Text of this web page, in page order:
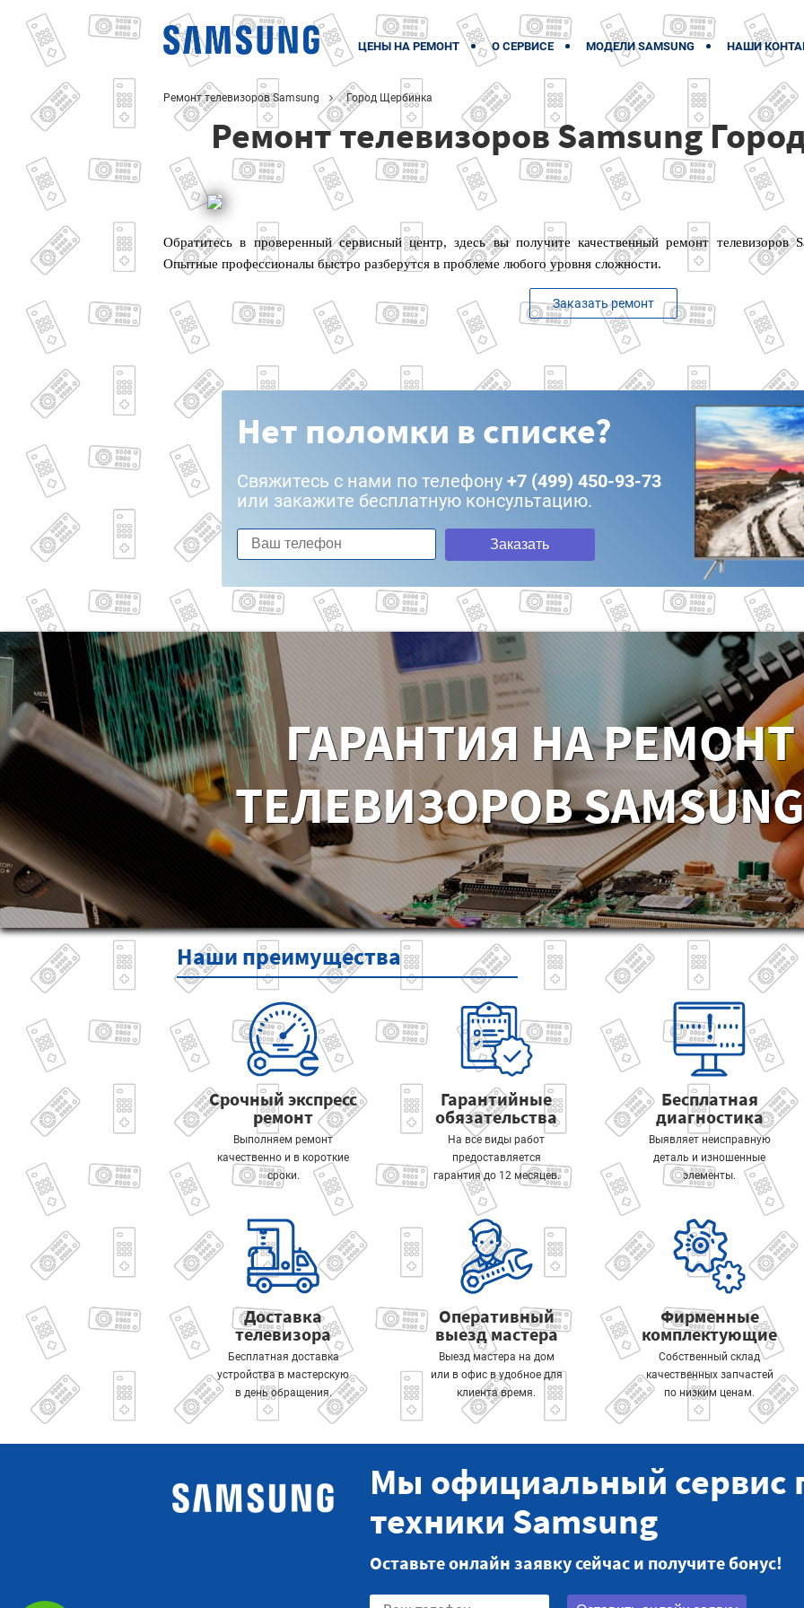
ЦЕНЫ НА РЕМОНТ О СЕРВИСЕ МОДЕЛИ SAMSUNG НАШИ
Ремонт телевизоров Samsung Город Щербинка
Ремонт телевизоров Samsung
Обратитесь в проверенный сервисный центр, здесь вы получите качественный ремонт телевизоров
Опытные профессионалы быстро разберутся в проблеме любого уровня сложности.
Заказать ремонт
Нет поломки в списке?
Свяжитесь с нами по телефону +7 (499) 450-93-73
или закажите бесплатную консультацию.
Заказать
ГАРАНТИЯ НА РЕМОНТ
ТЕЛЕВИЗОРОВ
Наши преимущества
Срочный экспресс
ремонт
Выполняем ремонт
качественно и в короткие
сроки.
Гарантийные
обязательства
На все виды работ
предоставляется
гарантия до 12 месяцев.
Бесплатная
диагностика
Выявляет неисправную
деталь и изношенные
элементы.
Доставка
телевизора
Бесплатная доставка
устройства в мастерскую
в день обращения.
Оперативный
выезд мастера
Выезд мастера на дом
или в офис в удобное для
клиента время.
Фирменные
комплектующие
Собственный склад
качественных запчастей
по низким ценам.
Мы официальный сервис
техники Samsung
Оставьте онлайн заявку сейчас и получите бонус!